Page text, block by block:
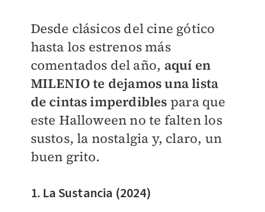
Desde clásicos del cine gótico
hasta los estrenos más
comentados del año, aquí en
MILENIOte dejamos una lista
de cintas imperdibles para que
este Halloween no te falten los
sustos, la nostalgia y, claro, un
buen grito.
1. La Sustancia (2024)